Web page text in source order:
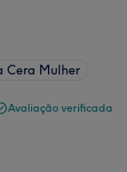
Cera Mulher
Avaliação verificada